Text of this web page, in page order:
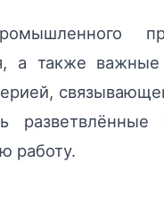
а также
работу.